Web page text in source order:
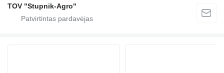
TOV "Stupnik-Agro"